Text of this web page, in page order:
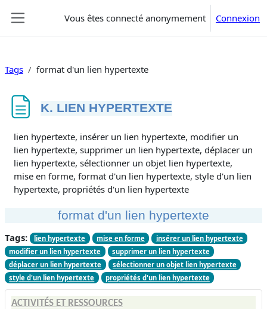
Vous êtes connecté anonymement Connexion
Tags format d'un lien hypertexte
K. LIEN HYPERTEXTE
Conditions d’achèvement
lien hypertexte, insérer un lien hypertexte, modifier un
lien hypertexte, supprimer un lien hypertexte, déplacer un
lien hypertexte, sélectionner un objet lien hypertexte,
mise en forme, format d'un lien hypertexte, style d'un lien
hypertexte, propriétés d'un lien hypertexte
format d'un lien hypertexte
Tags: lien hypertexte mise en forme
insérer un lien hypertexte
modifier un lien hypertexte
supprimer un lien hypertexte
déplacer un lien hypertexte
sélectionner un objet lien hypertexte
style d'un lien hypertexte
propriétés d'un lien hypertexte
ACTIVITÉS ET RESSOURCES